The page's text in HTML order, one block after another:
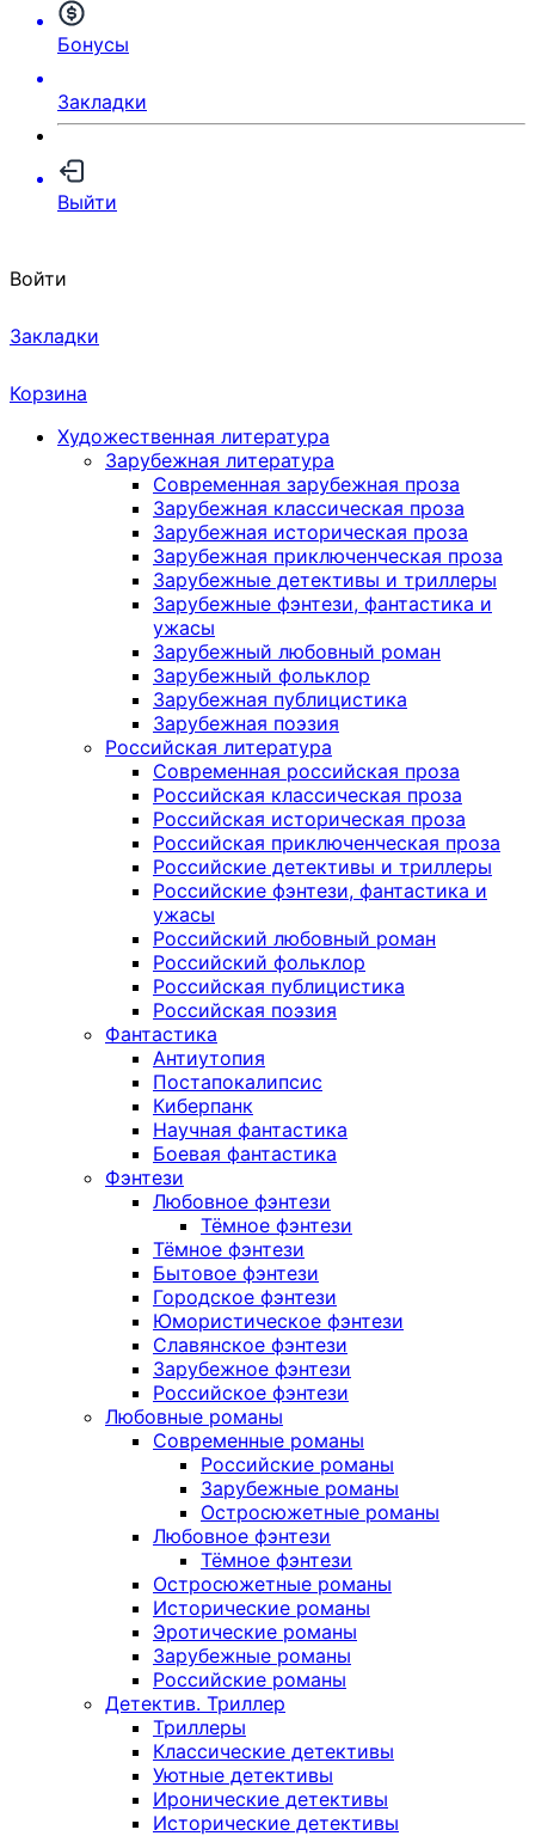
Бонусы
Закладки
Выйти
Войти
Закладки
Корзина
Художественная литература
Зарубежная литература
Современная зарубежная проза
Зарубежная классическая проза
Зарубежная историческая проза
Зарубежная приключенческая проза
Зарубежные детективы и триллеры
Зарубежные фэнтези, фантастика и
ужасы
Зарубежный любовный роман
Зарубежный фольклор
Зарубежная публицистика
Зарубежная поэзия
Российская литература
Современная российская проза
Российская классическая проза
Российская историческая проза
Российская приключенческая проза
Российские детективы и триллеры
Российские фэнтези, фантастика и
ужасы
Российский любовный роман
Российский фольклор
Российская публицистика
Российская поэзия
Фантастика
Антиутопия
Постапокалипсис
Киберпанк
Научная фантастика
Боевая фантастика
Фэнтези
Любовное фэнтези
Тёмное фэнтези
Тёмное фэнтези
Бытовое фэнтези
Городское фэнтези
Юмористическое фэнтези
Славянское фэнтези
Зарубежное фэнтези
Российское фэнтези
Любовные романы
Современные романы
Российские романы
Зарубежные романы
Остросюжетные романы
Любовное фэнтези
Тёмное фэнтези
Остросюжетные романы
Исторические романы
Эротические романы
Зарубежные романы
Российские романы
Детектив. Триллер
Триллеры
Классические детективы
Уютные детективы
Иронические детективы
Исторические детективы